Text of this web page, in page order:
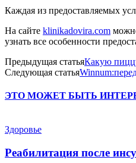
Каждая из предоставляемых
На сайте klinikadovira.com
узнать все особенности
Предыдущая статьяКакую
Следующая статья
ЭТО МОЖЕТ БЫТЬ
Здоровье
Реабилитация после